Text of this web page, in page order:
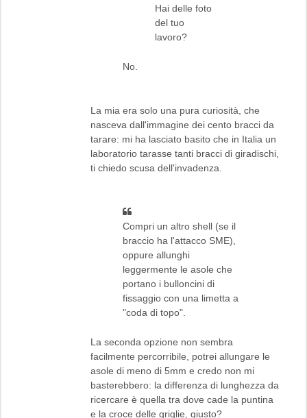
Hai delle foto
del tuo
lavoro?
No.
La mia era solo una pura curiosità, che
nasceva dall'immagine dei cento bracci da
tarare: mi ha lasciato basito che in Italia un
laboratorio tarasse tanti bracci di giradischi,
ti chiedo scusa dell'invadenza.
Compri un altro shell (se il
braccio ha l'attacco SME),
oppure allunghi
leggermente le asole che
portano i bulloncini di
fissaggio con una limetta a
"coda di topo".
La seconda opzione non sembra
facilmente percorribile, potrei allungare le
asole di meno di 5mm e credo non mi
basterebbero: la differenza di lunghezza da
ricercare è quella tra dove cade la puntina
e la croce delle griglie, giusto?